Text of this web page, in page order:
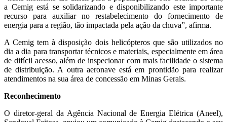
a Cemig está se solidarizando e disponibilizando este importante
recurso para auxiliar no restabelecimento do fornecimento de
energia para a região, tão impactada pela ação da chuva”, afirma.
A Cemig tem à disposição dois helicópteros que são utilizados no
dia a dia para transportar técnicos e materiais, especialmente em área
de difícil acesso, além de inspecionar com mais facilidade o sistema
de distribuição. A outra aeronave está em prontidão para realizar
atendimentos na sua área de concessão em Minas Gerais.
Reconhecimento
O diretor-geral da Agência Nacional de Energia Elétrica (Aneel),